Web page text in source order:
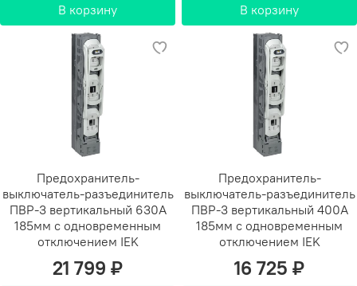
В корзину В корзину
Предохранитель-
выключатель-разъединитель
ПВР-3 вертикальный 630А
185мм с одновременным
отключением IEK
21 799 ₽
Предохранитель-
выключатель-разъединитель
ПВР-3 вертикальный 400А
185мм с одновременным
отключением IEK
16 725 ₽